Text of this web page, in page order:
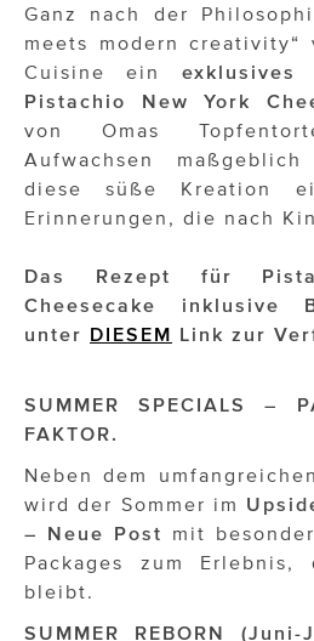
Ganz nach der
meets modern
Cuisine ein exklusives
Pistachio New York
von Omas
Aufwachsen
diese süße Kreation
Erinnerungen, die nach
Das Rezept für
Cheesecake inklusive
unter DIESEM Link zur
SUMMER SPECIALS –
FAKTOR.
Neben dem
wird der Sommer im
– Neue Post
mit
Packages zum Erlebnis,
bleibt.
SUMMER REBORN (Juni-